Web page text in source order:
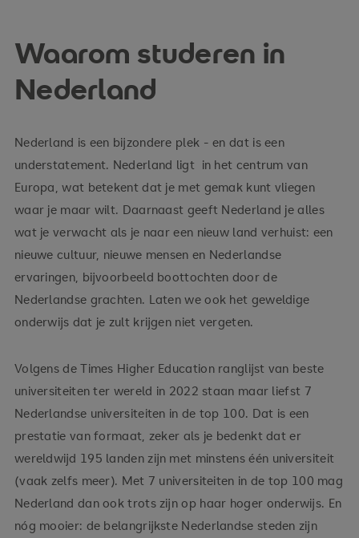
Waarom studeren in
Nederland
Nederland is een bijzondere plek - en dat is een
understatement. Nederland ligt in het centrum van
Europa, wat betekent dat je met gemak kunt vliegen
waar je maar wilt. Daarnaast geeft Nederland je alles
wat je verwacht als je naar een nieuw land verhuist: een
nieuwe cultuur, nieuwe mensen en Nederlandse
ervaringen, bijvoorbeeld boottochten door de
Nederlandse grachten. Laten we ook het geweldige
onderwijs dat je zult krijgen niet vergeten.
Volgens de Times Higher Education ranglijst van beste
universiteiten ter wereld in 2022 staan maar liefst 7
Nederlandse universiteiten in de top 100. Dat is een
prestatie van formaat, zeker als je bedenkt dat er
wereldwijd 195 landen zijn met minstens één universiteit
(vaak zelfs meer). Met 7 universiteiten in de top 100 mag
Nederland dan ook trots zijn op haar hoger onderwijs. En
nóg mooier: de belangrijkste Nederlandse steden zijn